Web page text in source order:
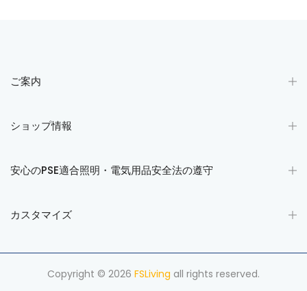
ご案内
ショップ情報
安心のPSE適合照明・電気用品安全法の遵守
カスタマイズ
Copyright © 2026 FSLiving all rights reserved.